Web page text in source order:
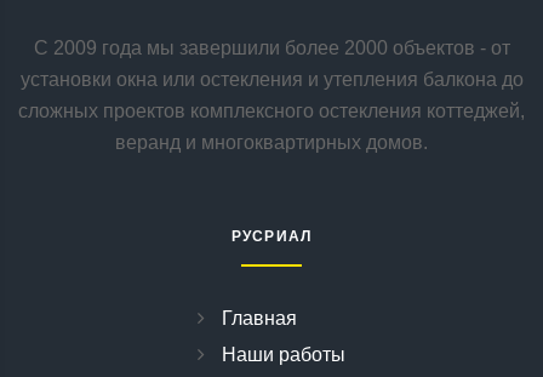
С 2009 года мы завершили более 2000 объектов - от
установки окна или остекления и утепления балкона до
сложных проектов комплексного остекления коттеджей,
веранд и многоквартирных домов.
РУСРИАЛ
Главная
Наши работы